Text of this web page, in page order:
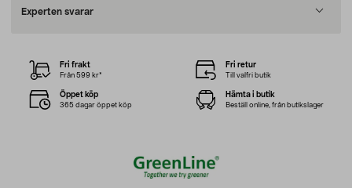
Experten svarar
Fri frakt
Från 599 kr*
Fri retur
Till valfri butik
Öppet köp
365 dagar öppet köp
Hämta i butik
Beställ online, från butikslager